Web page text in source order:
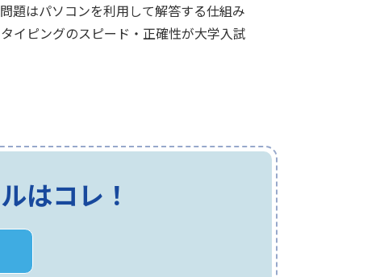
題はパソコンを利用して解答する仕組み
イピングのスピード・正確性が大学入試
はコレ！